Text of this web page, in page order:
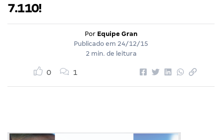
7.110!
Por Equipe Gran
Publicado em 24/12/15
2 min. de leitura
0 1